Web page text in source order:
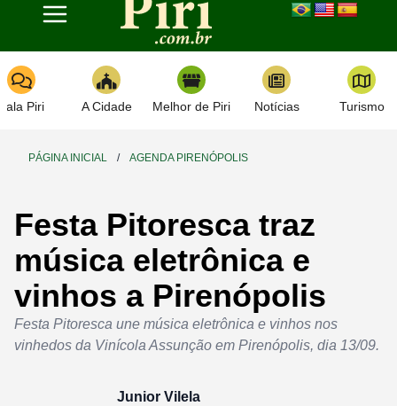
Toggle navigation
Piri A Cidade Melhor de Piri Notícias Turismo
PÁGINA INICIAL / AGENDA PIRENÓPOLIS
Festa Pitoresca traz
música eletrônica e
vinhos a Pirenópolis
Festa Pitoresca une música eletrônica e vinhos nos
vinhedos da Vinícola Assunção em Pirenópolis, dia 13/09.
Junior Vilela